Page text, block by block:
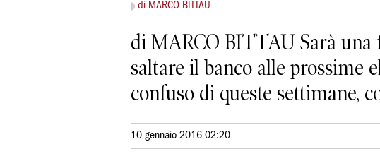
di MARCO BITTAU
di MARCO BITTAU Sarà
saltare il banco alle prossime
confuso di queste settimane,
10 gennaio 2016 02:20